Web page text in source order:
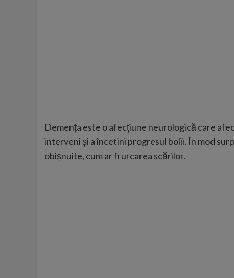
Demența este o afecțiune neurologică care
interveni și a încetini progresul bolii. În mod
obișnuite, cum ar fi urcarea scărilor.